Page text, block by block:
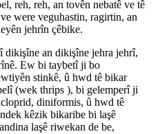
reh, reh, an tovên nebatê ve tê
were veguhastin, ragirtin, an
jehrîn çêbike.
an dikişîne jehra jehrî,
Ew bi taybetî ji bo
stinkê, û hwd tê bikar
(wek thrips ), bi gelemperî ji
diniformis, û hwd tê
kêzik bikaribe bi laşê
laşê riwekan de be,